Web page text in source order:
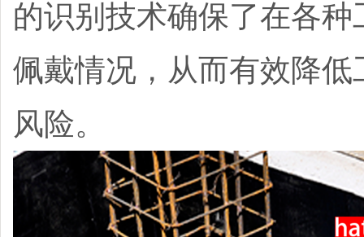
的识别技术确保了在各
佩戴情况，从而有效降
风险。